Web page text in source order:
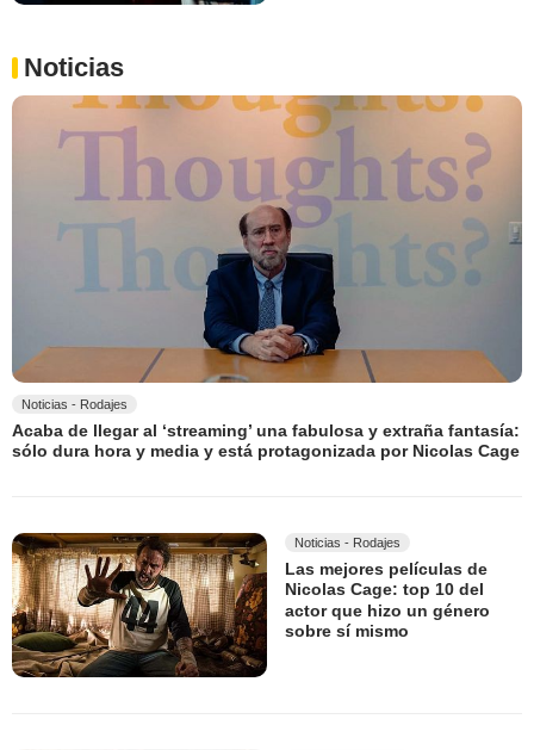
Noticias
Noticias - Rodajes
Acaba de llegar al ‘streaming’ una fabulosa y extraña fantasía:
sólo dura hora y media y está protagonizada por Nicolas Cage
Noticias - Rodajes
Las mejores películas de
Nicolas Cage: top 10 del
actor que hizo un género
sobre sí mismo